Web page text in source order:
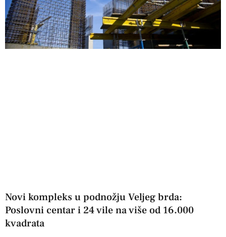
Novi kompleks u podnožju Veljeg brda:
Poslovni centar i 24 vile na više od 16.000
kvadrata